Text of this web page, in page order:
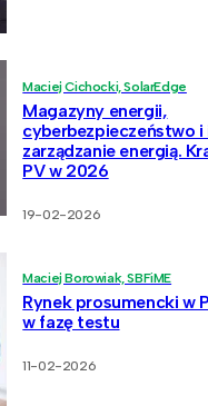
Maciej Cichocki, SolarEdge
Magazyny energii,
cyberbezpieczeństwo
zarządzanie energią.
PV w 2026
19-02-2026
Maciej Borowiak, SBFiME
Rynek prosumencki w
w fazę testu
11-02-2026